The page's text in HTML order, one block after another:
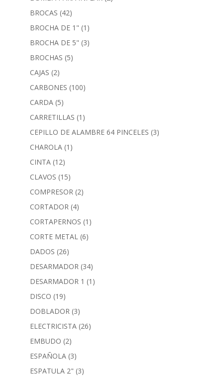
BROCAS (42)
BROCHA DE 1" (1)
BROCHA DE 5" (3)
BROCHAS (5)
CAJAS (2)
CARBONES (100)
CARDA (5)
CARRETILLAS (1)
CEPILLO DE ALAMBRE 64 PINCELES (3)
CHAROLA (1)
CINTA (12)
CLAVOS (15)
COMPRESOR (2)
CORTADOR (4)
CORTAPERNOS (1)
CORTE METAL (6)
DADOS (26)
DESARMADOR (34)
DESARMADOR 1 (1)
DISCO (19)
DOBLADOR (3)
ELECTRICISTA (26)
EMBUDO (2)
ESPAÑOLA (3)
ESPATULA 2" (3)